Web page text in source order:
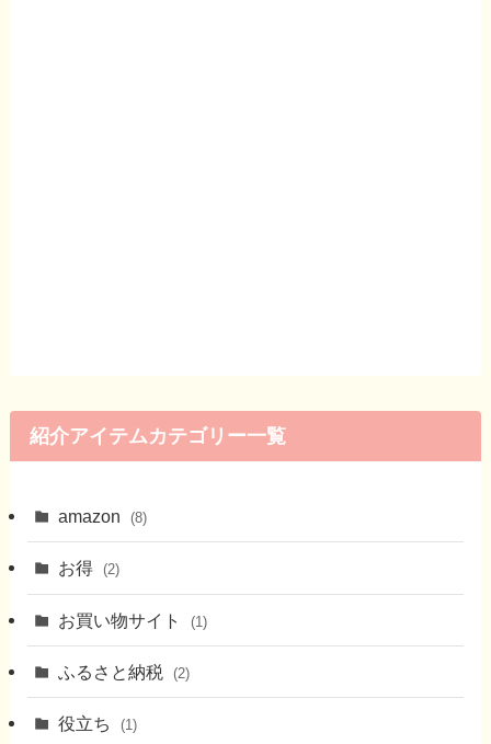
紹介アイテムカテゴリー一覧
amazon (8)
お得 (2)
お買い物サイト (1)
ふるさと納税 (2)
役立ち (1)